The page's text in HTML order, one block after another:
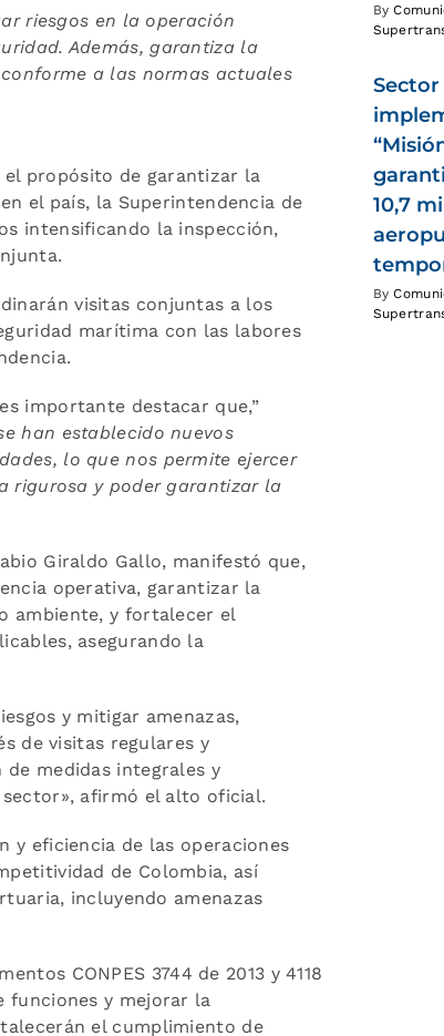
riesgos en la operación
Además, garantiza la
a las normas actuales
el propósito de garantizar la
el país, la Superintendencia de
intensificando la inspección,
visitas conjuntas a los
marítima con las labores
importante destacar que,”
han establecido nuevos
lo que nos permite ejercer
rigurosa y poder garantizar la
Giraldo Gallo, manifestó que,
operativa, garantizar la
ambiente, y fortalecer el
asegurando la
y mitigar amenazas,
de visitas regulares y
medidas integrales y
afirmó el alto oficial.
y eficiencia de las operaciones
de Colombia, así
incluyendo amenazas
CONPES 3744 de 2013 y 4118
funciones y mejorar la
el cumplimiento de
By
10,7
By